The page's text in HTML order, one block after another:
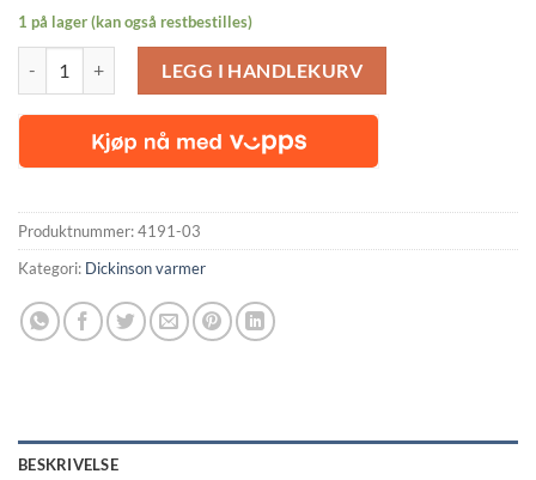
pris
var:
kr 22.007,00.
er:
kr 20.007,00.
1 på lager (kan også restbestilles)
LEGG I HANDLEKURV
Produktnummer:4191-03
Kategori: Dickinson varmer
BESKRIVELSE